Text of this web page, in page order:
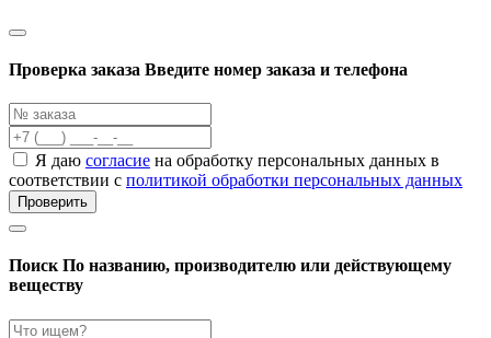
Проверка заказа Введите номер заказа и телефона
Я даю согласие на обработку персональных данных в
соответствии с политикой обработки персональных данных
Проверить
ПоискПо названию, производителю или действующему
веществу